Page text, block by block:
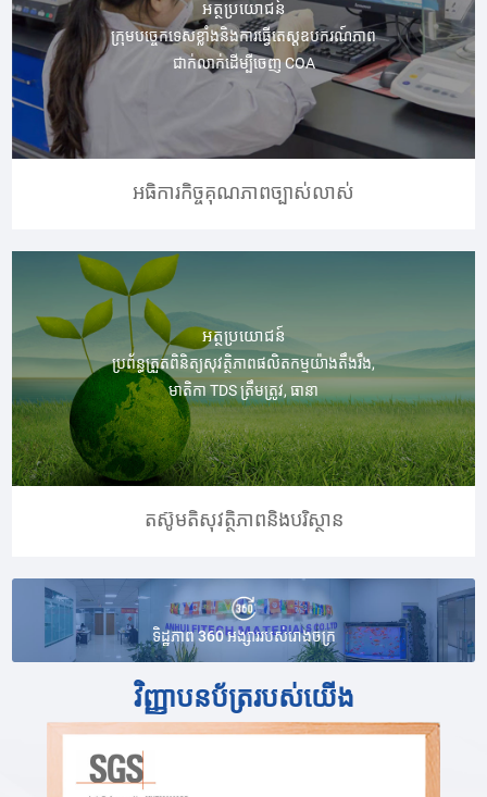
អត្ថប្រយោជន៍
ក្រុមបច្ចេកទេសខ្លាំងនិងការធ្វើតេស្តឧបករណ៍ភាព
ជាក់លាក់ដើម្បីចេញ COA
អធិការកិច្ចគុណភាពច្បាស់លាស់
អត្ថប្រយោជន៍
ប្រព័ន្ធត្រួតពិនិត្យសុវត្ថិភាពផលិតកម្មយ៉ាងតឹងរឹង,
មាតិកា TDS ត្រឹមត្រូវ, ធានា
តស៊ូមតិសុវត្ថិភាពនិងបរិស្ថាន
ទិដ្ឋភាព 360 អង្សាររបស់រោងចក្រ
វិញ្ញាបនប័ត្ររបស់យើង